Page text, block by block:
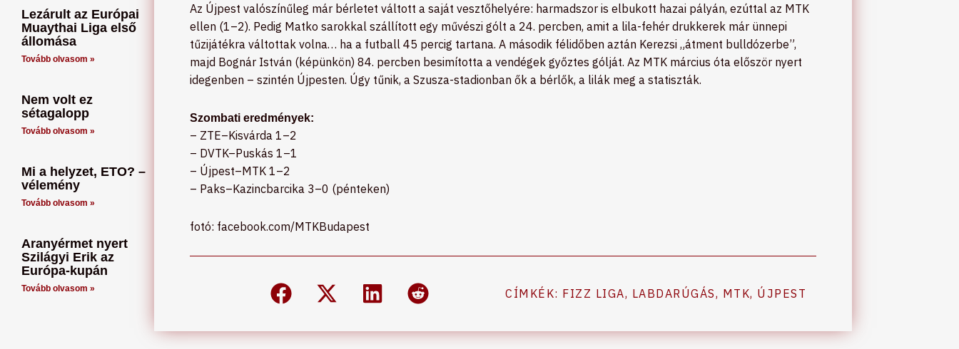
Lezárult az Európai
Muaythai Liga első
állomása
Tovább olvasom »
Nem volt ez
sétagalopp
Tovább olvasom »
Mi a helyzet, ETO? –
vélemény
Tovább olvasom »
Aranyérmet nyert
Szilágyi Erik az
Európa-kupán
Tovább olvasom »
Az Újpest valószínűleg már bérletet váltott a saját vesztőhelyére: harmadszor is elbukott hazai pályán, ezúttal az MTK
ellen (1–2). Pedig Matko sarokkal szállított egy művészi gólt a 24. percben, amit a lila-fehér drukkerek már ünnepi
tűzijátékra váltottak volna… ha a futball 45 percig tartana. A második félidőben aztán Kerezsi „átment bulldózerbe”,
majd Bognár István (képünkön) 84. percben besimította a vendégek győztes gólját. Az MTK március óta először nyert
idegenben – szintén Újpesten. Úgy tűnik, a Szusza-stadionban ők a bérlők, a lilák meg a statiszták.
Szombati eredmények:
– ZTE–Kisvárda 1–2
– DVTK–Puskás 1–1
– Újpest–MTK 1–2
– Paks–Kazincbarcika 3–0 (pénteken)
fotó: facebook.com/MTKBudapest
CÍMKÉK: FIZZ LIGA, LABDARÚGÁS, MTK, ÚJPEST